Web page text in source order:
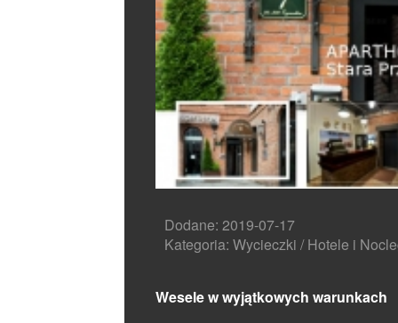
Dodane: 2019-07-17
Kategoria: Wycieczki / Hotele i
Wesele w wyjątkowych warunkach